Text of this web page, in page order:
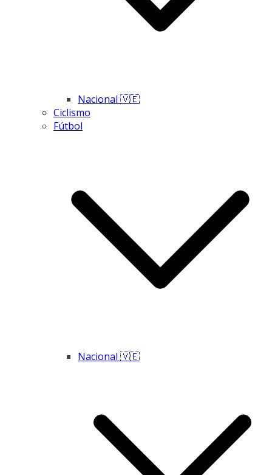
Nacional 🇻🇪
Ciclismo
Fútbol
Nacional 🇻🇪